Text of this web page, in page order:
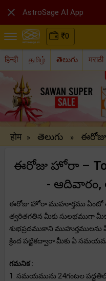
₹0
हिन्दी தமிழ் తెలుగు मराठी
होम » తెలుగు »
ఈరోజు హోరా –
- ఆదివారం,
ఈరోజు హోరా ముహూర్తము ఏంటో
త్వరితగతిన మీకు సులభముగా
శుభప్రదముకాని
క్రింద పట్టికద్వారా మీకు ఏ
గమనిక :
1. సమయమును 24గంటల
 AstroSage AI App